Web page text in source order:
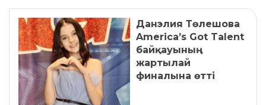
Данэлия Төлешова
America’s Got Talent
байқауының
жартылай
финалына өтті